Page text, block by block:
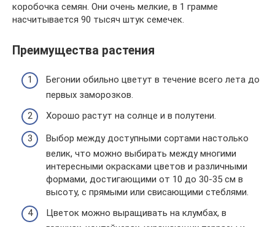
коробочка семян. Они очень мелкие, в 1 грамме
насчитывается 90 тысяч штук семечек.
Преимущества растения
Бегонии обильно цветут в течение всего лета до
первых заморозков.
Хорошо растут на солнце и в полутени.
Выбор между доступными сортами настолько
велик, что можно выбирать между многими
интересными окрасками цветов и различными
формами, достигающими от 10 до 30-35 см в
высоту, с прямыми или свисающими стеблями.
Цветок можно выращивать на клумбах, в